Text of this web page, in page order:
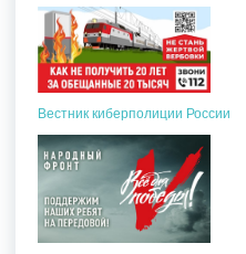
Вестник киберполиции России